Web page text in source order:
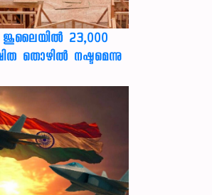
23,000
തൊഴില്‍ നഷ്ടമെന്നു